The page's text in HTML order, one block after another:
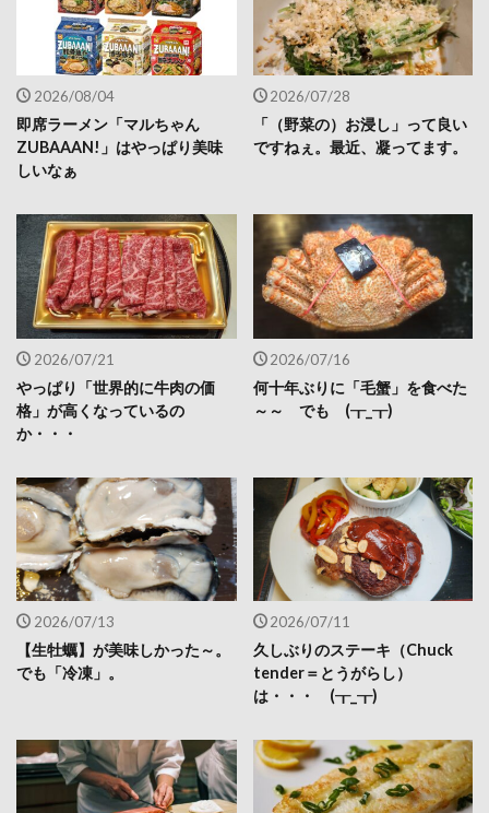
2026/08/04
即席ラーメン「マルちゃん
ZUBAAAN!」はやっぱり美味
しいなぁ
2026/07/28
「（野菜の）お浸し」って良い
ですねぇ。最近、凝ってます。
2026/07/21
やっぱり「世界的に牛肉の価
格」が高くなっているの
か・・・
2026/07/16
何十年ぶりに「毛蟹」を食べた
～～ でも (┰_┰)
2026/07/13
【生牡蠣】が美味しかった～。
でも「冷凍」。
2026/07/11
久しぶりのステーキ（Chuck
tender＝とうがらし）
は・・・ (┰_┰)